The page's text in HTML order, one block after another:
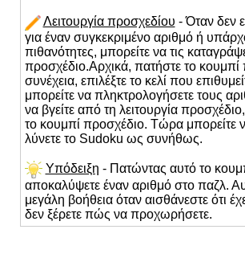
Λειτουργία προσχεδίου - Όταν δεν
για έναν συγκεκριμένο αριθμό ή
πιθανότητες, μπορείτε να τις
προσχέδιο.Αρχικά, πατήστε το κουμπί
συνέχεια, επιλέξτε το κελί που
μπορείτε να πληκτρολογήσετε τους
να βγείτε από τη λειτουργία
το κουμπί προσχέδιο. Τώρα μπορείτε
λύνετε το Sudoku ως συνήθως.
Υπόδειξη - Πατώντας αυτό το
αποκαλύψετε έναν αριθμό στο παζλ.
μεγάλη βοήθεια όταν αισθάνεστε ότι
δεν ξέρετε πώς να προχωρήσετε.